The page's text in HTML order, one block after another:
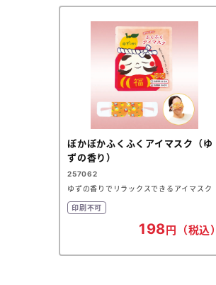
ぽかぽかふくふくアイマスク（ゆ
ずの香り）
257062
ゆずの香りでリラックスできるアイマスク
印刷不可
198 円（税込）